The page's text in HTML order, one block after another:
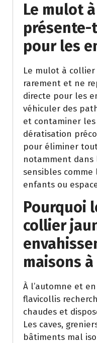
Le mulot
pour les
Le mulot à
rarement et ne
directe pour les
véhiculer des
et contaminer
dératisation
pour éliminer
notamment dans
sensibles comme
enfants ou
Pourquoi
collier
maisons
À l’automne et
flavicollis
chaudes et
Les caves,
bâtiments mal